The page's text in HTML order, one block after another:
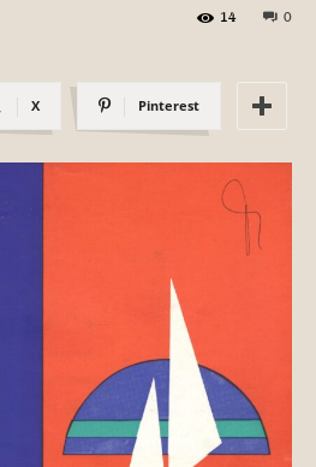
0
14
X Pinterest